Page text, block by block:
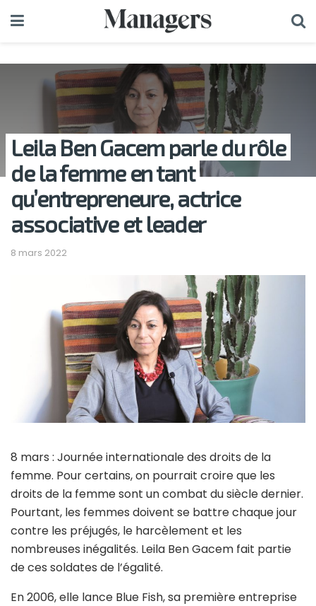
Leila Ben Gacem parle du rôle
de la femme en tant
qu’entrepreneure, actrice
associative et leader
8 mars 2022
8 mars : Journée internationale des droits de la
femme. Pour certains, on pourrait croire que les
droits de la femme sont un combat du siècle dernier.
Pourtant, les femmes doivent se battre chaque jour
contre les préjugés, le harcèlement et les
nombreuses inégalités. Leila Ben Gacem fait partie
de ces soldates de l’égalité.
En 2006, elle lance Blue Fish, sa première entreprise